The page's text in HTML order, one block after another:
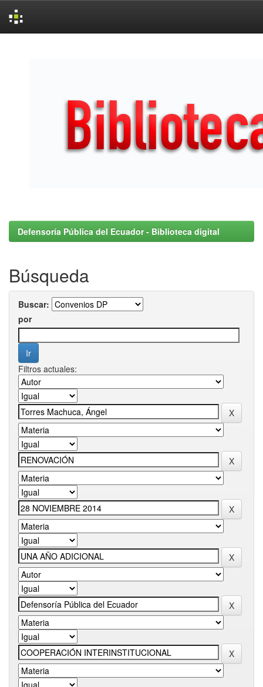
Defensoría Pública del Ecuador - Biblioteca digital
Búsqueda
Buscar:
por
Filtros actuales: